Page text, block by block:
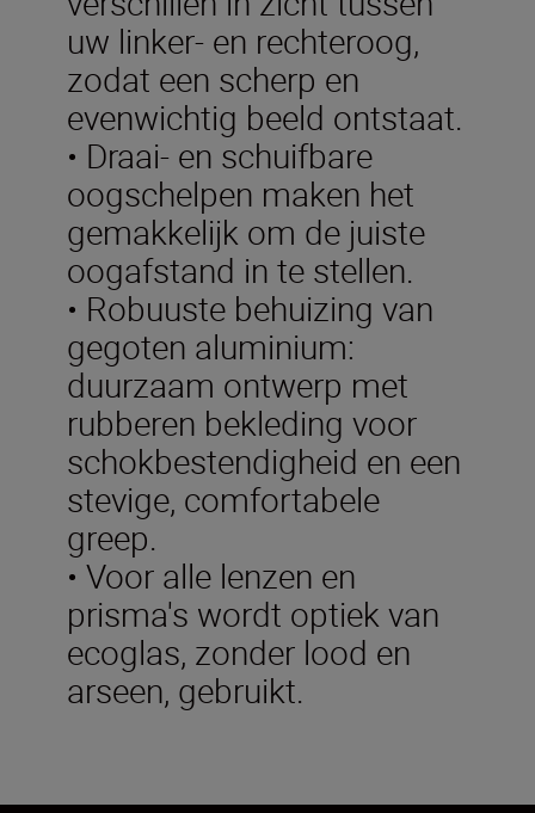
uw linker- en rechteroog,
zodat een scherp en
evenwichtig beeld ontstaat.
• Draai- en schuifbare
oogschelpen maken het
gemakkelijk om de juiste
oogafstand in te stellen.
• Robuuste behuizing van
gegoten aluminium:
duurzaam ontwerp met
rubberen bekleding voor
schokbestendigheid en een
stevige, comfortabele
greep.
• Voor alle lenzen en
prisma's wordt optiek van
ecoglas, zonder lood en
arseen, gebruikt.